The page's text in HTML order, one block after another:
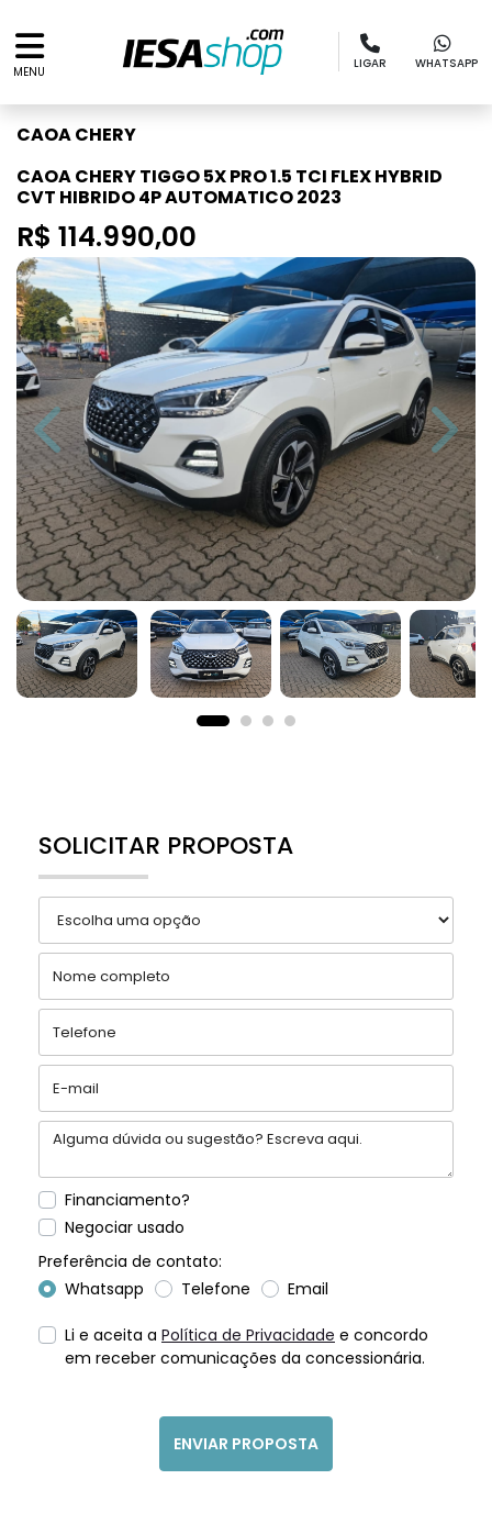
MENU
LIGAR WHATSAPP
CAOA CHERY
CAOA CHERY TIGGO 5X PRO 1.5 TCI FLEX HYBRID
CVT HIBRIDO 4P AUTOMATICO 2023
R$ 114.990,00
Previous Next
SOLICITAR PROPOSTA
Financiamento?
Negociar usado
Preferência de contato:
Whatsapp
Telefone Email
Li e aceita a Política de Privacidade e concordo
em receber comunicações da concessionária.
ENVIAR PROPOSTA